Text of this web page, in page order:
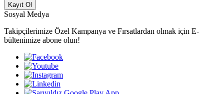
Kayıt Ol
Sosyal Medya
Takipçilerimize Özel Kampanya ve Fırsatlardan olmak için E-
bültenimize abone olun!